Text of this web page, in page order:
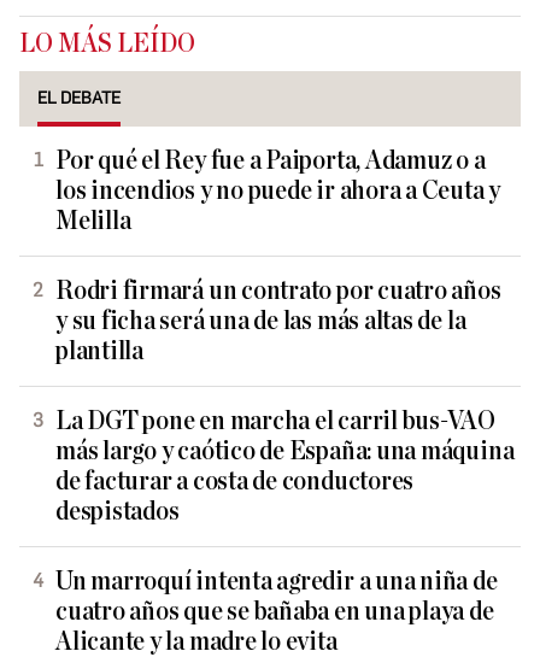
LO MÁS LEÍDO
EL DEBATE
Por qué el Rey fue a Paiporta, Adamuz o a
los incendios y no puede ir ahora a Ceuta y
Melilla
Rodri firmará un contrato por cuatro años
y su ficha será una de las más altas de la
plantilla
La DGT pone en marcha el carril bus-VAO
más largo y caótico de España: una máquina
de facturar a costa de conductores
despistados
Un marroquí intenta agredir a una niña de
cuatro años que se bañaba en una playa de
Alicante y la madre lo evita